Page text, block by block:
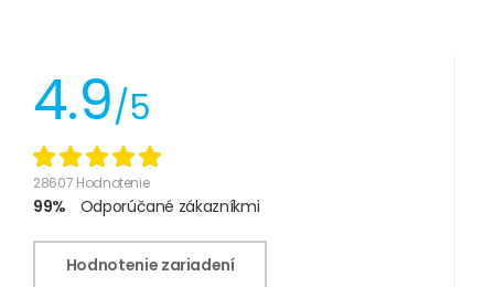
4.9/5
28607 Hodnotenie
99% Odporúčané zákazníkmi
Hodnotenie zariadení